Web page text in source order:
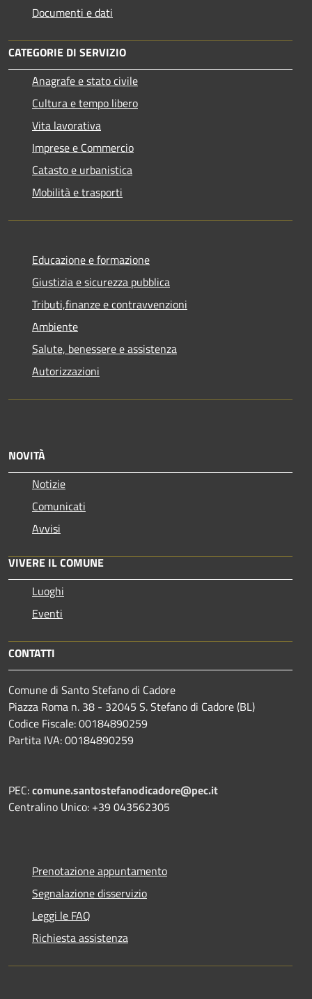
Documenti e dati
CATEGORIE DI SERVIZIO
Anagrafe e stato civile
Cultura e tempo libero
Vita lavorativa
Imprese e Commercio
Catasto e urbanistica
Mobilità e trasporti
Educazione e formazione
Giustizia e sicurezza pubblica
Tributi,finanze e contravvenzioni
Ambiente
Salute, benessere e assistenza
Autorizzazioni
NOVITÀ
Notizie
Comunicati
Avvisi
VIVERE IL COMUNE
Luoghi
Eventi
CONTATTI
Comune di Santo Stefano di Cadore
Piazza Roma n. 38 - 32045 S. Stefano di Cadore (BL)
Codice Fiscale: 00184890259
Partita IVA: 00184890259
PEC:comune.santostefanodicadore@pec.it
Centralino Unico: +39 043562305
Prenotazione appuntamento
Segnalazione disservizio
Leggi le FAQ
Richiesta assistenza